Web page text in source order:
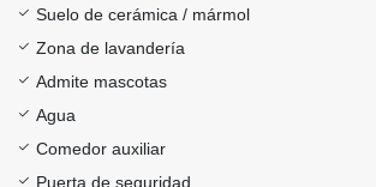
Suelo de cerámica / mármol
Zona de lavandería
Admite mascotas
Agua
Comedor auxiliar
Puerta de seguridad